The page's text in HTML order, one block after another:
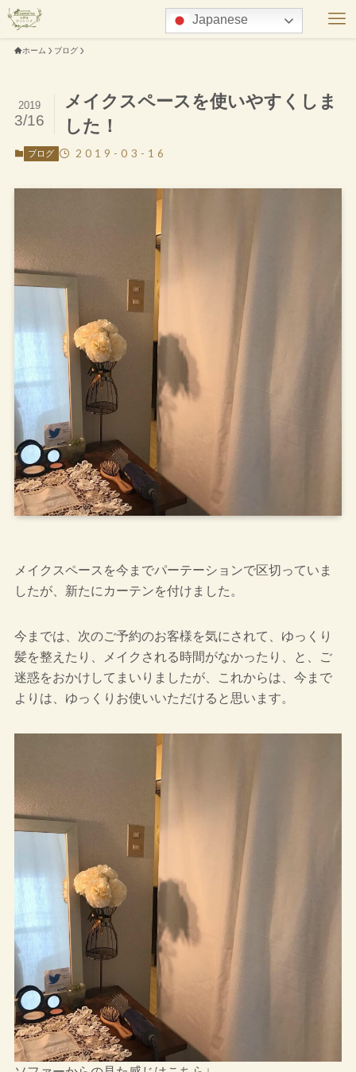
ホーム ブログ
メイクスペースを使いやすくしま
した！
2019
3/16
ブログ 2019-03-16
メイクスペースを今までパーテーションで区切っていま
したが、新たにカーテンを付けました。
今までは、次のご予約のお客様を気にされて、ゆっくり
髪を整えたり、メイクされる時間がなかったり、と、ご
迷惑をおかけしてまいりましたが、これからは、今まで
よりは、ゆっくりお使いいただけると思います。
Japanese